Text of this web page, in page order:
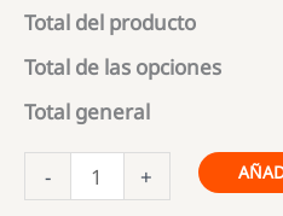
Total del producto
Total de las opciones
Total general
-
Fresquito
Cola
+